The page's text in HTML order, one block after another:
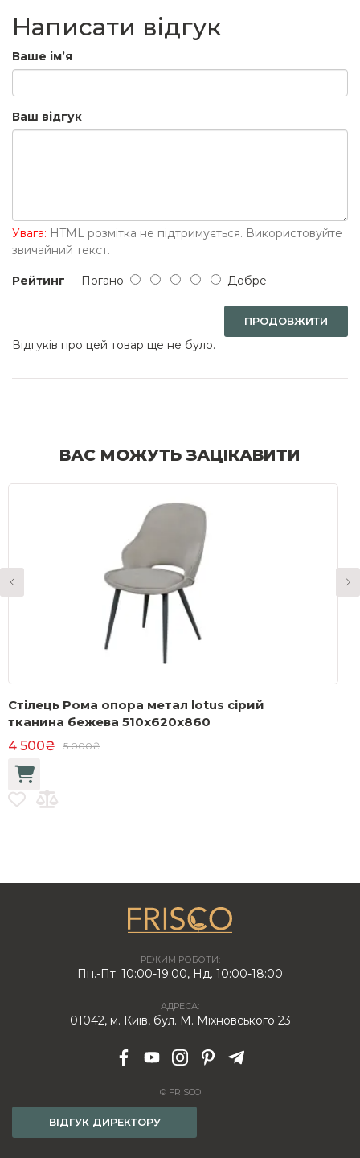
Написати відгук
Ваше ім’я
Ваш відгук
Увага: HTML розмітка не підтримується. Використовуйте
звичайний текст.
Рейтинг Погано Добре
ПРОДОВЖИТИ
Відгуків про цей товар ще не було.
ВАС МОЖУТЬ ЗАЦІКАВИТИ
Стілець Рома опора метал lotus сірий
тканина бежева 510x620x860
4 500₴
5 000₴
РЕЖИМ РОБОТИ:
Пн.-Пт. 10:00-19:00, Нд. 10:00-18:00
АДРЕСА:
01042, м. Київ, бул. М. Міхновського 23
© FRISCO
ВІДГУК ДИРЕКТОРУ